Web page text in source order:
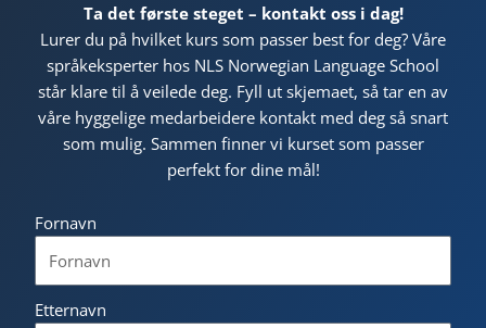
Ta det første steget – kontakt oss i dag!
Lurer du på hvilket kurs som passer best for deg? Våre
språkeksperter hos NLS Norwegian Language School
står klare til å veilede deg. Fyll ut skjemaet, så tar en av
våre hyggelige medarbeidere kontakt med deg så snart
som mulig. Sammen finner vi kurset som passer
perfekt for dine mål!
Fornavn
Etternavn